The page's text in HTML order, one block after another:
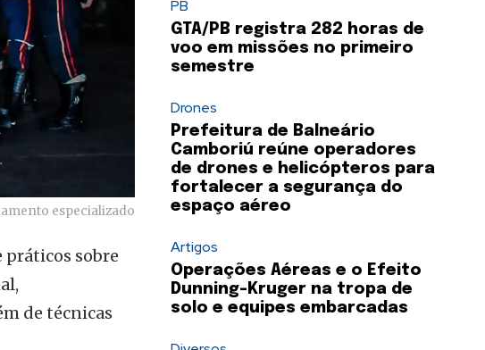
especializado
práticos sobre
de técnicas
PB
GTA/PB registra 282 horas de
voo em missões no primeiro
semestre
Drones
Prefeitura de Balneário
Camboriú reúne operadores
de drones e helicópteros para
fortalecer a segurança do
espaço aéreo
Artigos
Operações Aéreas e o Efeito
Dunning-Kruger na tropa de
solo e equipes embarcadas